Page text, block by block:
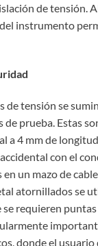
de tensión.
instrumento
de tensión se
prueba. Estas
a 4 mm de
con el
un mazo de
atornillados se
requieren puntas
donde el usuario